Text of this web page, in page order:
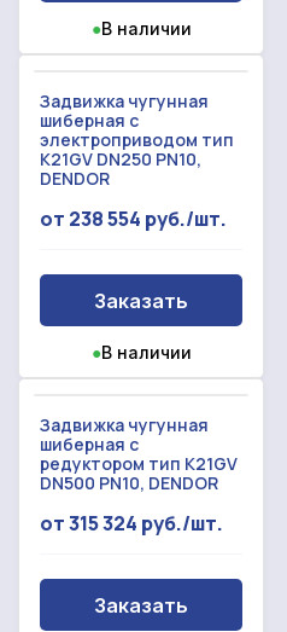
●В наличии
Задвижка чугунная
шиберная с
электроприводом тип
K21GV DN250 PN10,
DENDOR
от 238 554 руб./шт.
Заказать
●В наличии
Задвижка чугунная
шиберная с
редуктором тип K21GV
DN500 PN10, DENDOR
от 315 324 руб./шт.
Заказать